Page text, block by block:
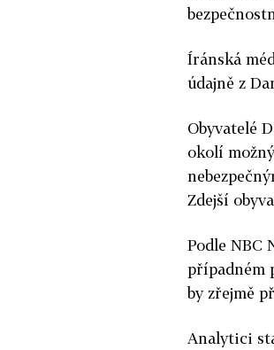
Íránská
údajně z
Obyvatelé
okolí
Zdejší
Podle NBC
případném
by zřejmě
Analytici